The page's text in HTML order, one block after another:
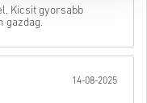
Kicsit gyorsabb
gazdag.
14-08-2025